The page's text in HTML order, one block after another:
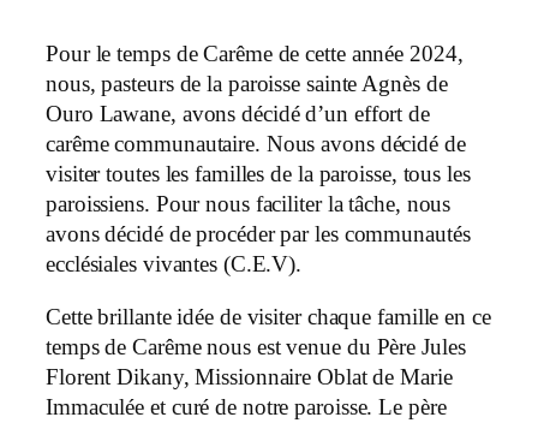
Pour le temps de Carême de cette année 2024,
nous, pasteurs de la paroisse sainte Agnès de
Ouro Lawane, avons décidé d’un effort de
carême communautaire. Nous avons décidé de
visiter toutes les familles de la paroisse, tous les
paroissiens. Pour nous faciliter la tâche, nous
avons décidé de procéder par les communautés
ecclésiales vivantes (C.E.V).
Cette brillante idée de visiter chaque famille en ce
temps de Carême nous est venue du Père Jules
Florent Dikany, Missionnaire Oblat de Marie
Immaculée et curé de notre paroisse. Le père